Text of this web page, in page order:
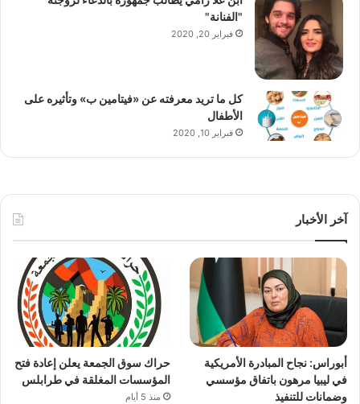
"الفنانة"
فبراير 20, 2020
كل ما تريد معرفته عن «فيتامين ب» وتأثيره على
الأطفال
فبراير 10, 2020
آخر الأخبار
أبوراس: نجاح المبادرة الأمريكية
في ليبيا مرهون باتفاق مؤسسي
وضمانات للتنفيذ
حراك سوق الجمعة يعلن إعادة فتح
المؤسسات المغلقة في طرابلس
منذ 5 أيام